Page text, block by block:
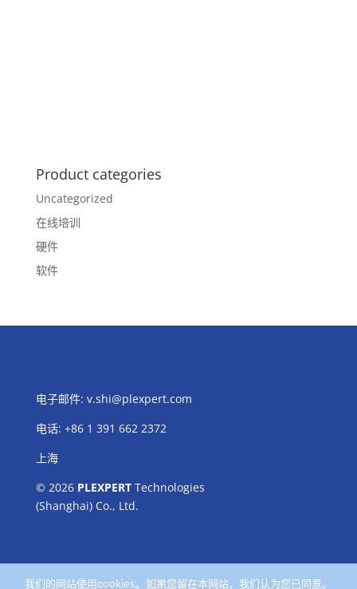
Product categories
Uncategorized
在线培训
硬件
软件
电子邮件: v.shi@plexpert.com
电话: +86 1 391 662 2372
上海
© 2026 PLEXPERTTechnologies
(Shanghai) Co., Ltd.
我们的网站使用cookies。如果您留在本网站，我们认为您已同意。